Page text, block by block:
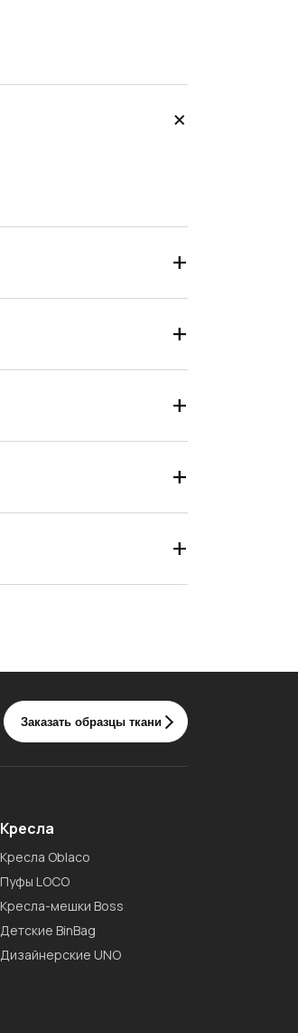
Заказать образцы ткани
Кресла
Кресла Oblaco
Пуфы LOCO
Кресла-мешки Boss
Детские BinBag
Дизайнерские UNO